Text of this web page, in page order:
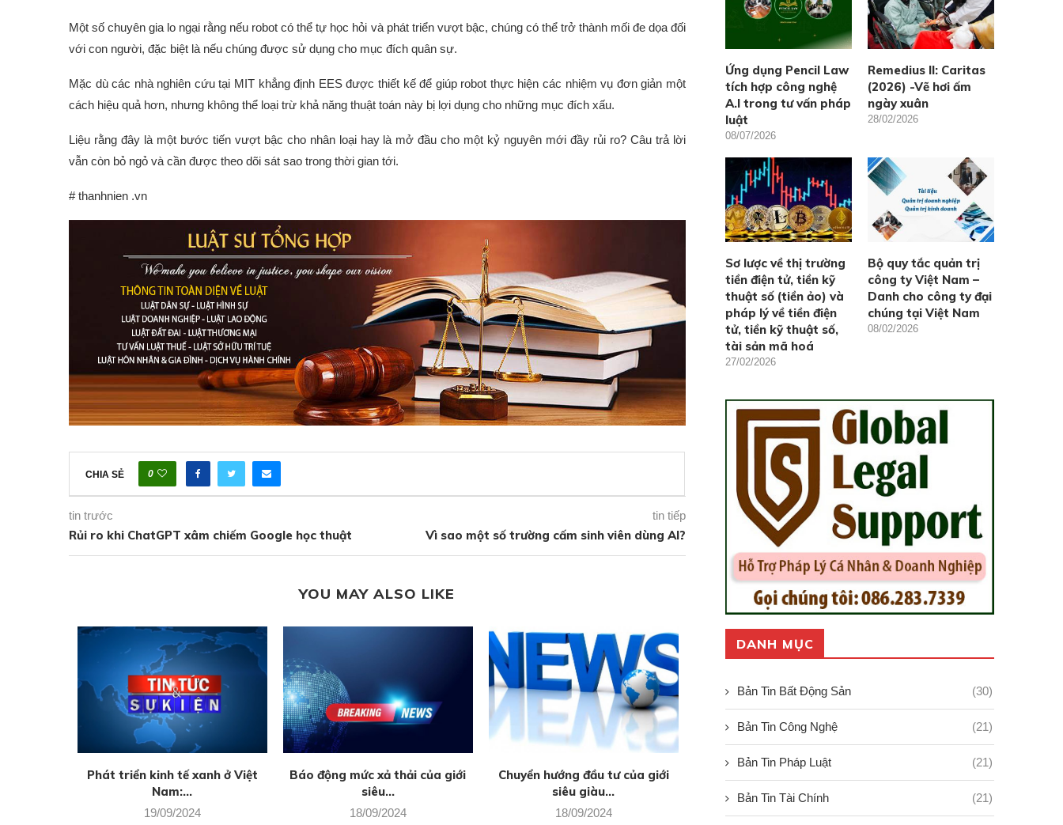
Một số chuyên gia lo ngại rằng nếu robot có thể tự học hỏi và phát triển vượt bậc, chúng có thể trở thành mối đe dọa đối
với con người, đặc biệt là nếu chúng được sử dụng cho mục đích quân sự.
Mặc dù các nhà nghiên cứu tại MIT khẳng định EES được thiết kế để giúp robot thực hiện các nhiệm vụ đơn giản một
cách hiệu quả hơn, nhưng không thể loại trừ khả năng thuật toán này bị lợi dụng cho những mục đích xấu.
Liệu rằng đây là một bước tiến vượt bậc cho nhân loại hay là mở đầu cho một kỷ nguyên mới đầy rủi ro? Câu trả lời
vẫn còn bỏ ngỏ và cần được theo dõi sát sao trong thời gian tới.
# thanhnien .vn
CHIA SẺ 0
tin trước
Rủi ro khi ChatGPT xâm chiếm Google học thuật
tin tiếp
Vì sao một số trường cấm sinh viên dùng AI?
YOU MAY ALSO LIKE
Phát triển kinh tế xanh ở Việt
Nam:...
19/09/2024
Báo động mức xả thải của giới
siêu...
18/09/2024
Chuyển hướng đầu tư của giới
siêu giàu...
18/09/2024
hữu...
18/09/2024
pháp...
18/09/2024
Ứng dụng Pencil Law
tích hợp công nghệ
A.I trong tư vấn pháp
luật
08/07/2026
Remedius II: Caritas
(2026) -Vẽ hơi ấm
ngày xuân
28/02/2026
Sơ lược về thị trường
tiền điện tử, tiền kỹ
thuật số (tiền ảo) và
pháp lý về tiền điện
tử, tiền kỹ thuật số,
tài sản mã hoá
27/02/2026
Bộ quy tắc quản trị
công ty Việt Nam –
Danh cho công ty đại
chúng tại Việt Nam
08/02/2026
DANH MỤC
Bản Tin Bất Động Sản (30)
Bản Tin Công Nghệ (21)
Bản Tin Pháp Luật (21)
Bản Tin Tài Chính (21)